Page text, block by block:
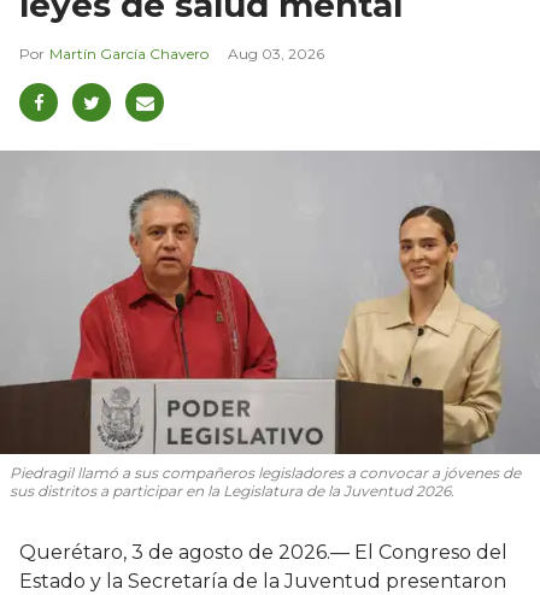
Martín García Chavero Aug 03, 2026
Piedragil llamó a sus compañeros legisladores a convocar a jóvenes de
sus distritos a participar en la Legislatura de la Juventud 2026.
Querétaro, 3 de agosto de 2026.— El Congreso del
Estado y la Secretaría de la Juventud presentaron